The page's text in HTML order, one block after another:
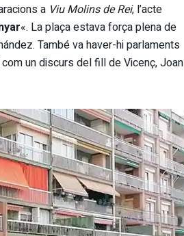
a Viu Molins de Rei, l’acte
«. La plaça estava força plena de
També va haver-hi parlaments
un discurs del fill de Vicenç, Joan